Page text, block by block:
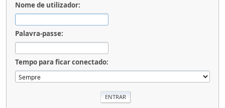
Nome de utilizador:
Palavra-passe:
Tempo para ficar conectado: